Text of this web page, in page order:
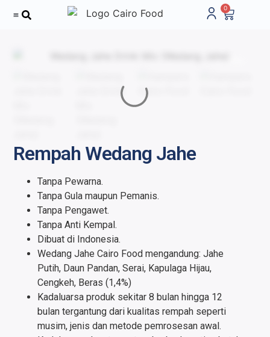
0
Rempah Wedang Jahe
Tanpa Pewarna.
Tanpa Gula maupun Pemanis.
Tanpa Pengawet.
Tanpa Anti Kempal.
Dibuat di Indonesia.
Wedang Jahe Cairo Food mengandung: Jahe
Putih, Daun Pandan, Serai, Kapulaga Hijau,
Cengkeh, Beras (1,4%)
Kadaluarsa produk sekitar 8 bulan hingga 12
bulan tergantung dari kualitas rempah seperti
musim, jenis dan metode pemrosesan awal.